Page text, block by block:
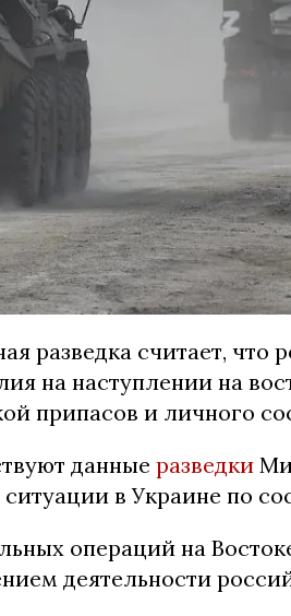
разведка считает, что
на наступлении на
припасов и личного
данные разведки
в Украине по
операций на
деятельности